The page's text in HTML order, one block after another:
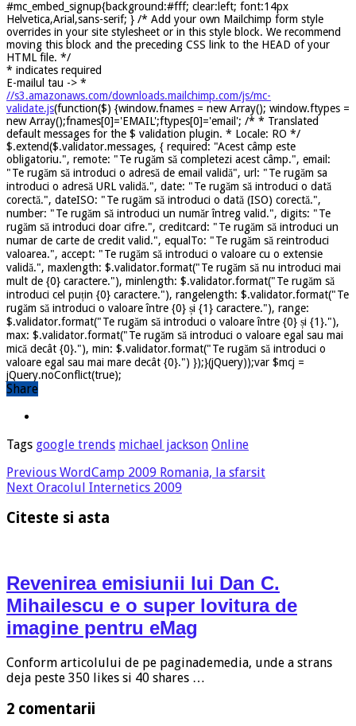
#mc_embed_signup{background:#fff; clear:left; font:14px
Helvetica,Arial,sans-serif; } /* Add your own Mailchimp form style
overrides in your site stylesheet or in this style block. We recommend
moving this block and the preceding CSS link to the HEAD of your
HTML file. */
* indicates required
E-mailul tau -> *
//s3.amazonaws.com/downloads.mailchimp.com/js/mc-
validate.js(function($) {window.fnames = new Array(); window.ftypes =
new Array();fnames[0]='EMAIL';ftypes[0]='email'; /* * Translated
default messages for the $ validation plugin. * Locale: RO */
$.extend($.validator.messages, { required: "Acest câmp este
obligatoriu.", remote: "Te rugăm să completezi acest câmp.", email:
"Te rugăm să introduci o adresă de email validă", url: "Te rugăm sa
introduci o adresă URL validă.", date: "Te rugăm să introduci o dată
corectă.", dateISO: "Te rugăm să introduci o dată (ISO) corectă.",
number: "Te rugăm să introduci un număr întreg valid.", digits: "Te
rugăm să introduci doar cifre.", creditcard: "Te rugăm să introduci un
numar de carte de credit valid.", equalTo: "Te rugăm să reintroduci
valoarea.", accept: "Te rugăm să introduci o valoare cu o extensie
validă.", maxlength: $.validator.format("Te rugăm să nu introduci mai
mult de {0} caractere."), minlength: $.validator.format("Te rugăm să
introduci cel puțin {0} caractere."), rangelength: $.validator.format("Te
rugăm să introduci o valoare între {0} și {1} caractere."), range:
$.validator.format("Te rugăm să introduci o valoare între {0} și {1}."),
max: $.validator.format("Te rugăm să introduci o valoare egal sau mai
mică decât {0}."), min: $.validator.format("Te rugăm să introduci o
valoare egal sau mai mare decât {0}.") });}(jQuery));var $mcj =
jQuery.noConflict(true);
Share
Tags google trends michael jackson Online
Previous WordCamp 2009 Romania, la sfarsit
Next Oracolul Internetics 2009
Citeste si asta
Revenirea emisiunii lui Dan C.
Mihailescu e o super lovitura de
imagine pentru eMag
Conform articolului de pe paginademedia, unde a strans
deja peste 350 likes si 40 shares …
2 comentarii